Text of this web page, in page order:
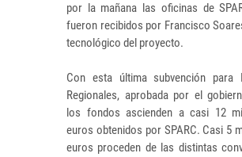
por la mañana las oficinas de
fueron recibidos por Francisco
tecnológico del proyecto.
Con esta última subvención para
Regionales, aprobada por el
los fondos ascienden a casi 12
euros obtenidos por SPARC. Casi 5
euros proceden de las distintas